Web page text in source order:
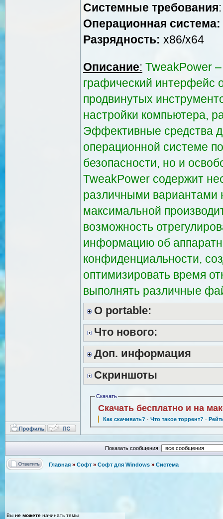
Системные требования:
Операционная система:
Разрядность: x86/x64
Описание: TweakPower
графический интерфейс
продвинутых
настройки компьютера,
Эффективные средства
операционной системе
безопасности, но и
TweakPower содержит
различными вариантами
максимальной
возможность
информацию об
конфиденциальности,
оптимизировать время
выполнять различные
O portable:
Что нового:
Доп. информация
Скриншоты
Скачать
Скачать бесплатно и на
Как скачивать? · Что такое торрент? ·
Показать сообщения:
Главная » Софт » Софт для Windows » Система
Вы не можете начинать темы